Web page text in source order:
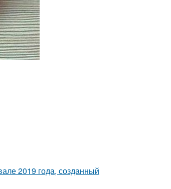
2019 года, созданный